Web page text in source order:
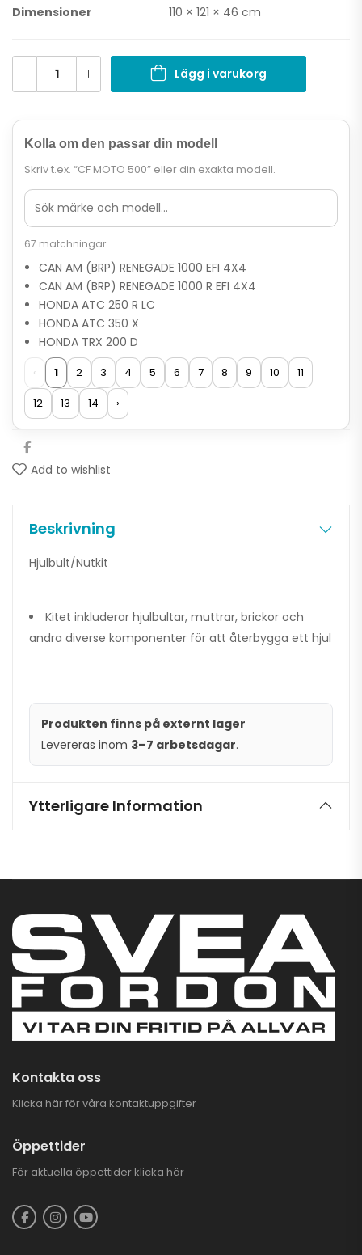
Dimensioner 110 × 121 × 46 cm
Lägg i varukorg
Kolla om den passar din modell
Skriv t.ex. “CF MOTO 500” eller din exakta modell.
67 matchningar
CAN AM (BRP) RENEGADE 1000 EFI 4X4
CAN AM (BRP) RENEGADE 1000 R EFI 4X4
HONDA ATC 250 R LC
HONDA ATC 350 X
HONDA TRX 200 D
‹ 1 2 3 4 5 6 7 8 9 10
11
12
13 14 ›
Add to wishlist
Beskrivning
Hjulbult/Nutkit
Kitet inkluderar hjulbultar, muttrar, brickor och
andra diverse komponenter för att återbygga ett hjul
Produkten finns på externt lager
Levereras inom 3–7 arbetsdagar.
Ytterligare Information
Kontakta oss
Klicka här för våra kontaktuppgifter
Öppettider
För aktuella öppettider klicka här